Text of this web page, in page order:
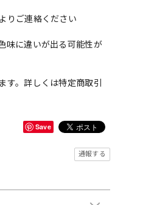
りご連絡ください
味に違いが出る可能性が
す。詳しくは特定商取引
Save
通報する